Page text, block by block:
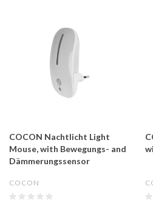
COCON Nachtlicht Light
Mouse, with Bewegungs- and
Dämmerungssensor
COCON